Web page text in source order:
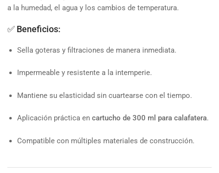
a la humedad, el agua y los cambios de temperatura.
✅ Beneficios:
Sella goteras y filtraciones de manera inmediata.
Impermeable y resistente a la intemperie.
Mantiene su elasticidad sin cuartearse con el tiempo.
Aplicación práctica en cartucho de 300 ml para calafatera.
Compatible con múltiples materiales de construcción.